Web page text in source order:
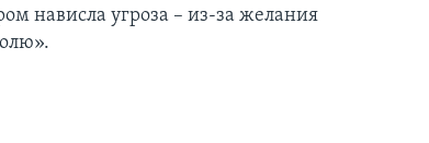
нависла угроза – из-за желания